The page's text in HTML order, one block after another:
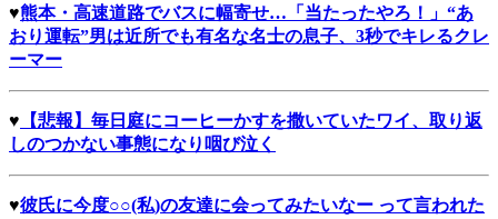
♥熊本・高速道路でバスに幅寄せ…「当たったやろ！」“あ
おり運転”男は近所でも有名な名士の息子、3秒でキレるクレ
ーマー
♥ 【悲報】毎日庭にコーヒーかすを撒いていたワイ、取り返
しのつかない事態になり咽び泣く
♥彼氏に今度○○(私)の友達に会ってみたいなー って言われた